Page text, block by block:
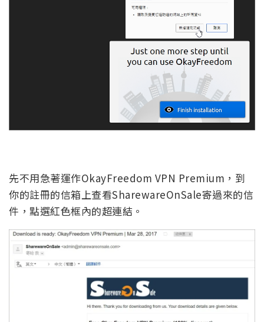
先不用急著運作OkayFreedom VPN Premium，到
你的註冊的信箱上查看SharewareOnSale寄過來的信
件，點選紅色框內的超連結。